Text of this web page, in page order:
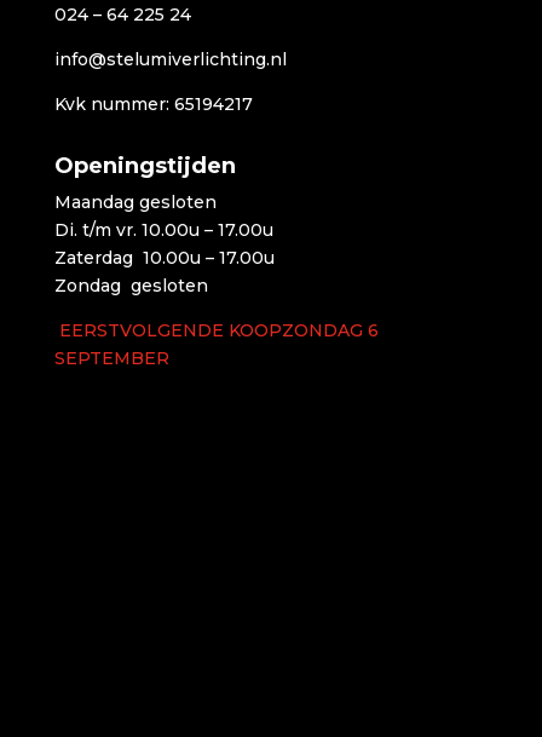
024 – 64 225 24
info@stelumiverlichting.nl
Kvk nummer: 65194217
Openingstijden
Maandag gesloten
Di. t/m vr. 10.00u – 17.00u
Zaterdag 10.00u – 17.00u
Zondag gesloten
EERSTVOLGENDE KOOPZONDAG 6
SEPTEMBER